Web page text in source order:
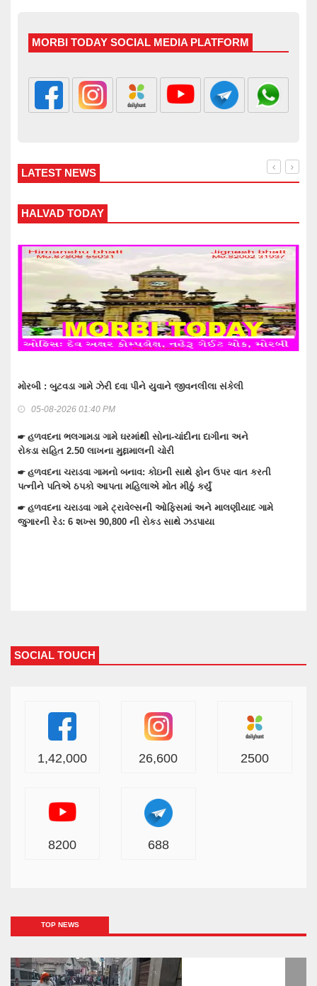
MORBI TODAY SOCIAL MEDIA PLATFORM
LATEST NEWS
પીને યુવાને જીવનલીલા સંકેલી
સોના-ચાંદીના દાગીના અને
ચોરી
બનાવ: કોઇની સાથે ફોન ઉપર વાત કરતી
મોત મીઠું કર્યું
ઓફિસમાં અને માલણીયાદ ગામે
ની રોકડ સાથે ઝડપાયા
વાંકાનેરના ગુંદાખડા ગામે રેતી
ઉપડતા મોત નીપજ્યું
☛ વાંકાનેરમાં મુખ્ય માર્ગો ઉપરના
☛ વાંકાનેરના ચંદ્રપુરમાં સ્ટાર
રોષ,ફાયર સેફટીના અભાવે
SOCIAL TOUCH
1,42,000 26,600 2500
8200 688
TOP NEWS